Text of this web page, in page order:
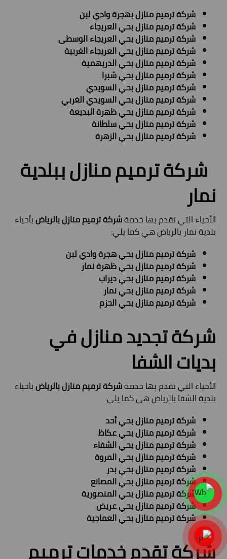
شركة ترميم منازل بهجرة وادي لبن
شركة ترميم منازل بحي العريجاء
شركة ترميم منازل بحي العريجاء الوسطى
شركة ترميم منازل بحي العريجاء الغربية
شركة ترميم منازل بحي الدريهمية
شركة ترميم منازل بحي شبرا
شركة ترميم منازل بحي السويدي
شركة ترميم منازل بحي السويدي الغربي
شركة ترميم منازل بحي ظهرة البديعة
شركة ترميم منازل بحي سلطانة
شركة ترميم منازل بحي الزهرة
شركة ترميم منازل ببلدية
نمار
الأحياء التي نقدم بها خدمةشركة ترميم منازل بالرياضبأحياء
بلدية نمار بالرياض هي كما يلي:
شركة ترميم منازل بحي هجرة وادي لبن
شركة ترميم منازل بحي ظهرة نمار
شركة ترميم منازل بحي ديراب
شركة ترميم منازل بحي نمار
شركة ترميم منازل بحي الحزم
شركة تجديد منازل في
بديات الشفا
الأحياء التي نقدم بها خدمةشركة ترميم منازل بالرياضبأحياء
بلدية الشفا بالرياض هي كما يلي:
شركة ترميم منازل بحي أحد
شركة ترميم منازل بحي عكاظ
شركة ترميم منازل بحي الشفاء
شركة ترميم منازل بحي المروة
شركة ترميم منازل بحي بدر
شركة ترميم منازل بحي المصانع
شركة ترميم منازل بحي المنصورية
شركة ترميم منازل بحي عريض
شركة ترميم منازل بحي العماجية
شركة تقدم خدمات ترميم